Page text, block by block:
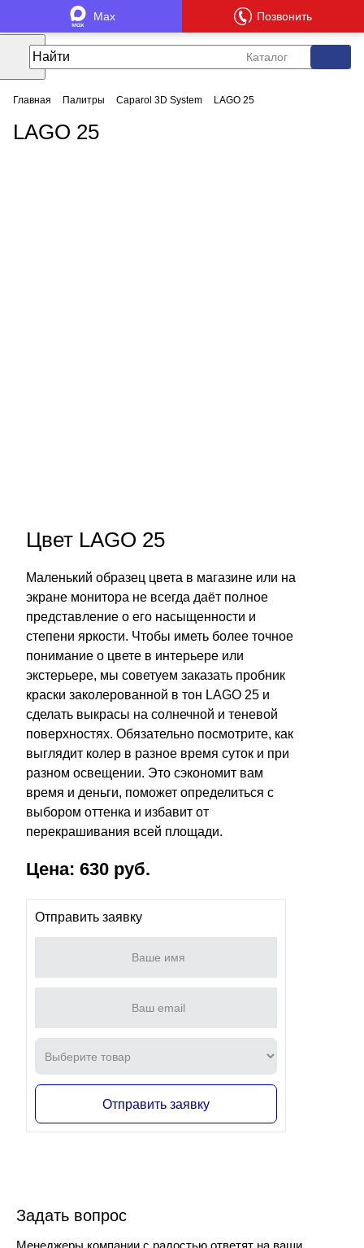
Каталог
Главная Палитры Caparol 3D System LAGO 25
LAGO 25
Цвет LAGO 25
Маленький образец цвета в магазине или на
экране монитора не всегда даёт полное
представление о его насыщенности и
степени яркости. Чтобы иметь более точное
понимание о цвете в интерьере или
экстерьере, мы советуем заказать пробник
краски заколерованной в тон LAGO 25 и
сделать выкрасы на солнечной и теневой
поверхностях. Обязательно посмотрите, как
выглядит колер в разное время суток и при
разном освещении. Это сэкономит вам
время и деньги, поможет определиться с
выбором оттенка и избавит от
перекрашивания всей площади.
Цена: 630 руб.
Отправить заявку
Отправить заявку
Задать вопрос
Менеджеры компании с радостью ответят на ваши
Max Позвонить